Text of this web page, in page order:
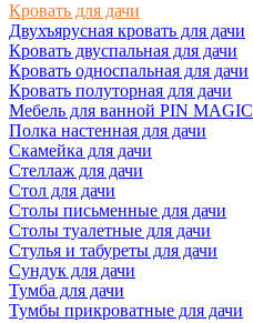
Кровать для дачи
Двухъярусная кровать для дачи
Кровать двуспальная для дачи
Кровать односпальная для дачи
Кровать полуторная для дачи
Мебель для ванной PIN MAGIC
Полка настенная для дачи
Скамейка для дачи
Стеллаж для дачи
Стол для дачи
Столы письменные для дачи
Столы туалетные для дачи
Стулья и табуреты для дачи
Сундук для дачи
Тумба для дачи
Тумбы прикроватные для дачи